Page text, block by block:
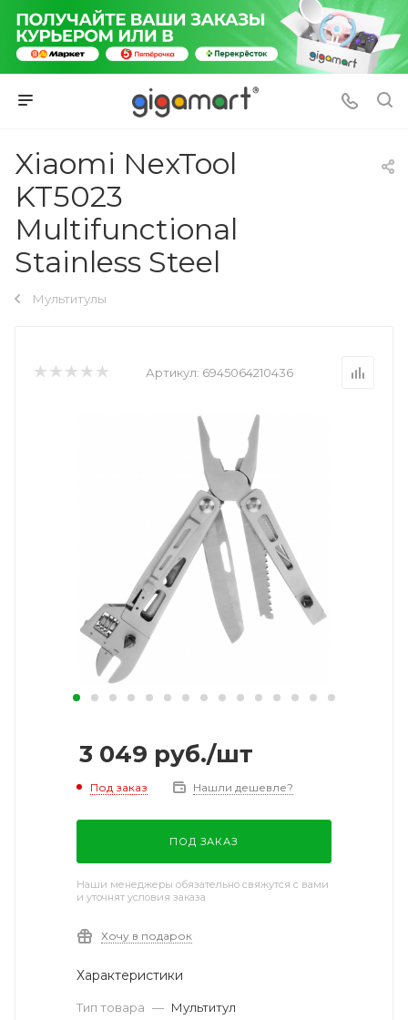
Xiaomi NexTool
KT5023
Multifunctional
Stainless Steel
Мультитулы
Артикул: 6945064210436
3 049 руб./шт
Под заказ Нашли дешевле?
ПОД ЗАКАЗ
Наши менеджеры обязательно свяжутся с вами
и уточнят условия заказа
Хочу в подарок
Характеристики
Тип товара — Мультитул